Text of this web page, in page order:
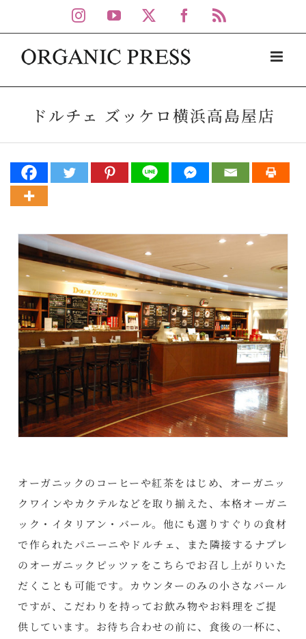
to
content
Instagram
YouTube Facebook
ドルチェ ズッケロ横浜高島屋店
オーガニックのコーヒーや紅茶をはじめ、オーガニッ
クワインやカクテルなどを取り揃えた、本格オーガニ
ック・イタリアン・バール。他にも選りすぐりの食材
で作られたパニーニやドルチェ、また隣接するナプレ
のオーガニックピッツァをこちらでお召し上がりいた
だくことも可能です。カウンターのみの小さなバール
ですが、こだわりを持ってお飲み物やお料理をご提
供しています。お待ち合わせの前に、食後の一杯に、